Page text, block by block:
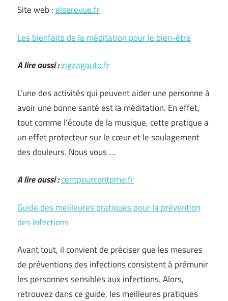
Site web :elserevue.fr
Les bienfaits de la méditation pour le bien-être
A lire aussi :zigzagauto.fr
L’une des activités qui peuvent aider une personne à
avoir une bonne santé est la méditation. En effet,
tout comme l’écoute de la musique, cette pratique a
un effet protecteur sur le cœur et le soulagement
des douleurs. Nous vous …
A lire aussi :centpourcentpme.fr
Guide des meilleures pratiques pour la prévention
des infections
Avant tout, il convient de préciser que les mesures
de préventions des infections consistent à prémunir
les personnes sensibles aux infections. Alors,
retrouvez dans ce guide, les meilleures pratiques